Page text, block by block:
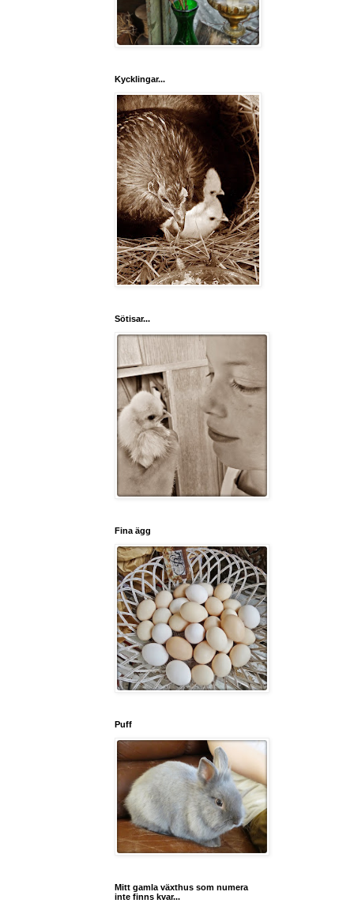
Kycklingar...
Sötisar...
Fina ägg
Puff
Mitt gamla växthus som numera
inte finns kvar...